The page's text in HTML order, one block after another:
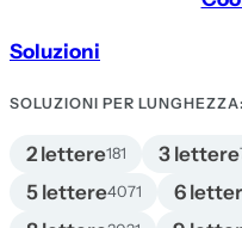
Soluzioni
SOLUZIONI PER LUNGHEZZA:
2 lettere181 3 lettere
5 lettere4071 6